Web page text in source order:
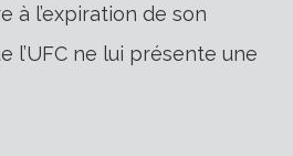
à l’expiration de son
l’UFC ne lui présente une